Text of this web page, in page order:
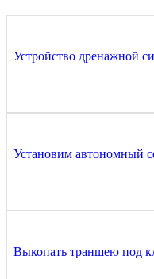
Устройство дренажной
Установим
Выкопать траншею под